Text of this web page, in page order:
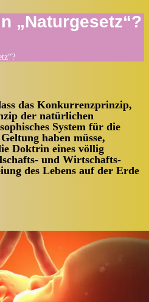
„Naturgesetz“?
das Konkurrenzprinzip,
der natürlichen
System für die
haben müsse,
Doktrin eines völlig
und Wirtschafts-
des Lebens auf der Erde